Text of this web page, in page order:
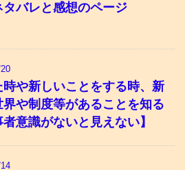
バレと感想のページ
時や新しいことをする時、新
界や制度等があることを知る
者意識がないと見えない】